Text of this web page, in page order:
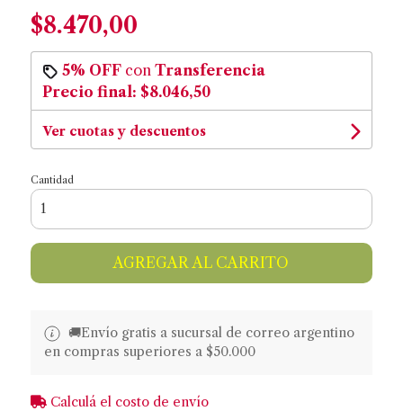
$8.470,00
5% OFFcon Transferencia
Precio final: $8.046,50
Ver cuotas y descuentos
Cantidad
AGREGAR AL CARRITO
🚚​​Envío gratis a sucursal de correo argentino
en compras superiores a $50.000
Calculá el costo de envío